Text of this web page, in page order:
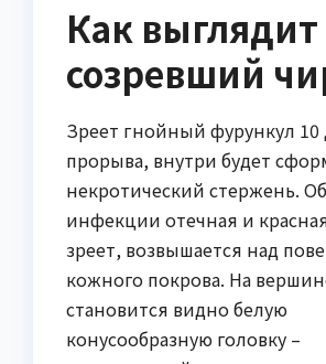
Как выглядит
созревший
Зреет гнойный фурункул
прорыва, внутри будет
некротический стержень.
инфекции отечная и
зреет, возвышается над
кожного покрова. На
становится видно белую
конусообразную головку –